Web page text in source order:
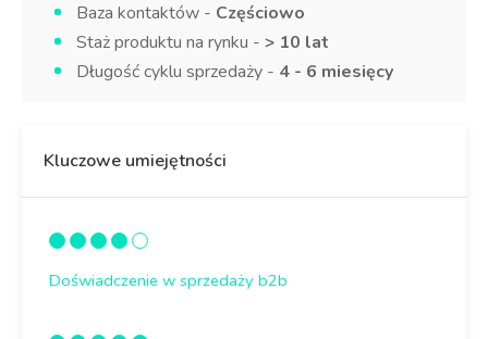
Baza kontaktów - Częściowo
Staż produktu na rynku - > 10 lat
Długość cyklu sprzedaży - 4 - 6 miesięcy
Kluczowe umiejętności
Doświadczenie w sprzedaży b2b